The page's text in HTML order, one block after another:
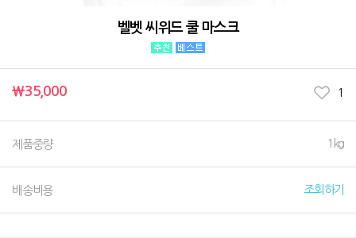
벨벳 씨위드 쿨 마스크
￦35,000 1
제품중량 1kg
배송비용 조회하기